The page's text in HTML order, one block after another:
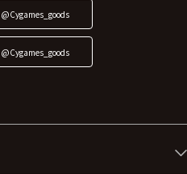
@Cygames_goods
@Cygames_goods